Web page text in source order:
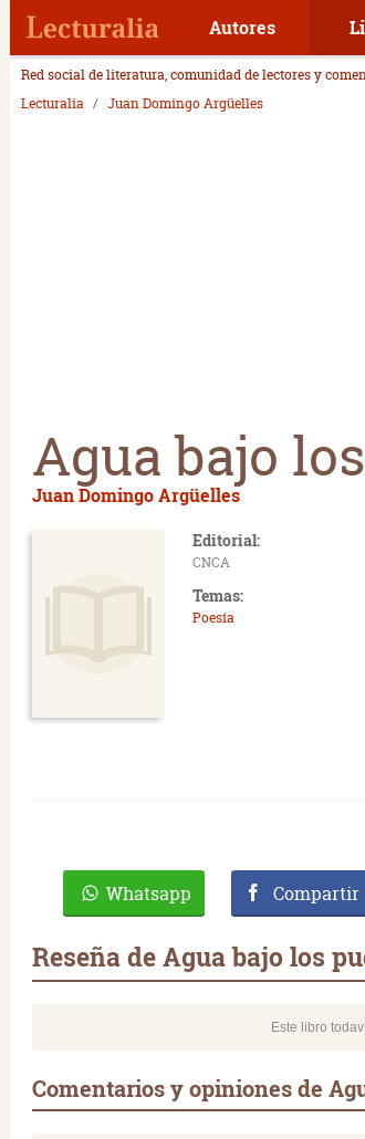
Autores
Red social de literatura, comunidad de lectores y
Lecturalia
Juan Domingo Argüelles
Agua bajo
Juan Domingo Argüelles
Editorial:
CNCA
Temas:
Poesía
Whatsapp Compartir
Reseña de Agua bajo los
Este libro
Comentarios y opiniones de